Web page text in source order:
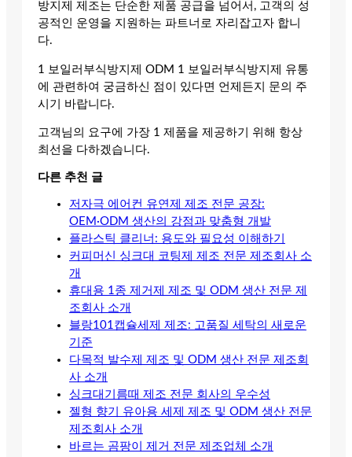
방지제 제조는 단순한 제품 공급을 넘어서, 고객의 성
공적인 운영을 지원하는 파트너로 자리잡고자 합니
다.
1 보일러부식방지제 ODM 1 보일러부식방지제 유통
에 관련하여 궁금하신 점이 있다면 언제든지 문의 주
시기 바랍니다.
고객님의 요구에 가장 1 제품을 제공하기 위해 항상
최선을 다하겠습니다.
다른 추천 글
저자극 에어컨 유연제 제조 전문 공장:
OEM·ODM 생산의 강점과 맞춤형 개발
플라스틱 클리너: 용도와 필요성 이해하기
커피머신 싱크대 코팅제 제조 전문 제조회사 소
개
휴대용 1종 제거제 제조 및 ODM 생산 전문 제
조회사 소개
블랑101캡슐세제 제조: 고품질 세탁의 새로운
기준
다목적 발수제 제조 및 ODM 생산 전문 제조회
사 소개
싱크대기름때 제조 전문 회사의 우수성
젤형 향기 유아용 세제 제조 및 ODM 생산 전문
제조회사 소개
바르는 곰팡이 제거 전문 제조업체 소개